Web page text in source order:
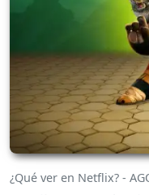
¿Qué ver en Netflix? -